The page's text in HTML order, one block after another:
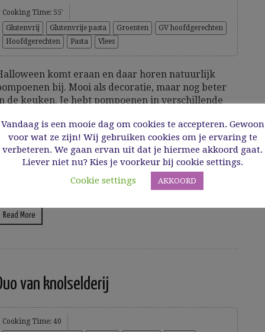
Cooking Time: 55'
Glutenvrij
Glutenvrije pasta Groenten
GV hoofdgerechten
Hoofdgerechten
Pasta Vlees
komt eraan en daar horen natuurlijk
bij. Mooi als decoratie, maar nog beter
de keuken. Je hebt pompoenen in verschillende
de flespompoen beter gekend als butternut,
wie low fodmap moet eten kan beter opteren
de...
Read More
van knolselderij
Cooking Time: 40
Vandaag is een mooie dag om cookies te accepteren. Gewoon
voor wat ze zijn! Wij gebruiken cookies om je ervaring te
verbeteren. We gaan ervan uit dat je hiermee akkoord gaat.
Liever niet nu? Kies je voorkeur bij cookie settings.
Cookie settings
AKKOORD